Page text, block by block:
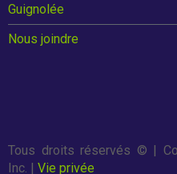
Règlements
Guignolée
Nous joindre
Tous droits réservés © |
Inc. | Vie privée